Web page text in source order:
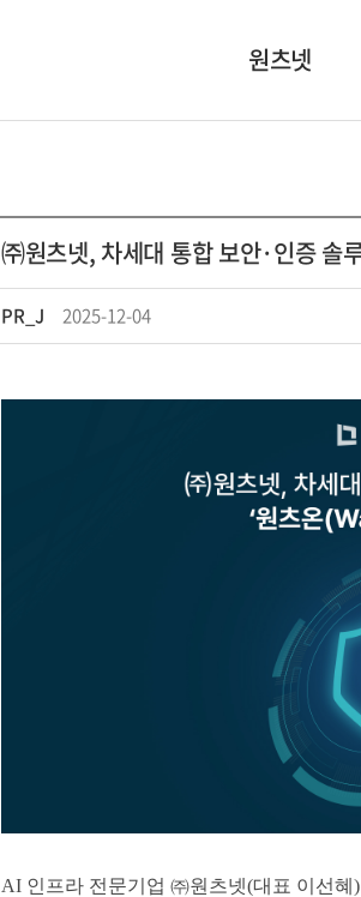
원츠넷
인사말
회사연혁
본부소개
오시는 길
㈜원츠넷, 차세대 통합 보안·인증 솔
PR_J 2025-12-04
AI 인프라 전문기업 ㈜원츠넷(대표 이선혜